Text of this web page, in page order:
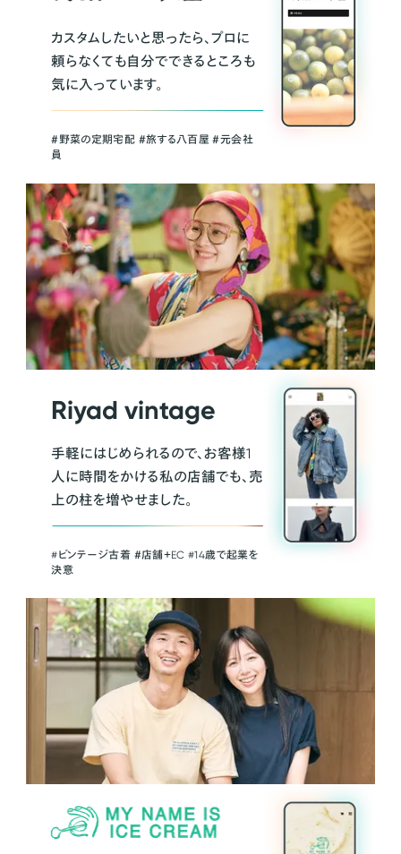
カスタムしたいと思ったら、プロに
頼らなくても自分でできるところも
気に入っています。
＃野菜の定期宅配 ＃旅する八百屋 ＃元会社
員
Riyad vintage
手軽にはじめられるので、お客様1
人に時間をかける私の店舗でも、売
上の柱を増やせました。
#ビンテージ古着 ＃店舗＋EC #14歳で起業を
決意